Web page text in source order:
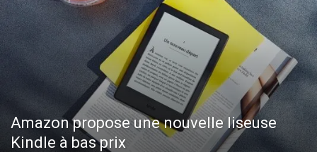
Amazon propose une nouvelle liseuse
Kindle à bas prix